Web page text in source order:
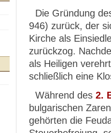
Die Gründung
946) zurück, der
Kirche als
zurückzog.
als Heiligen
schließlich eine
Während des 2.
bulgarischen
gehörten die